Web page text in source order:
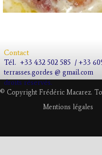
Contact
Tél. +33 432 502 585 / +33
terrasses.gordes @ gmail.com
droits réservés.
© Copyright Frédéric Macarez.
Mentions légales